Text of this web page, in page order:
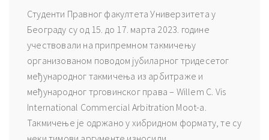
Студенти Правног факултета Универзитета у
Београду су од 15. до 17. марта 2023. године
учествовали на припремном такмичењу
организованом поводом јубиларног тридесетог
међународног такмичења из арбитраже и
међународног трговинског права – Willem C. Vis
International Commercial Arbitration Moot-а.
Такмичење је одржано у хибридном формату, те су